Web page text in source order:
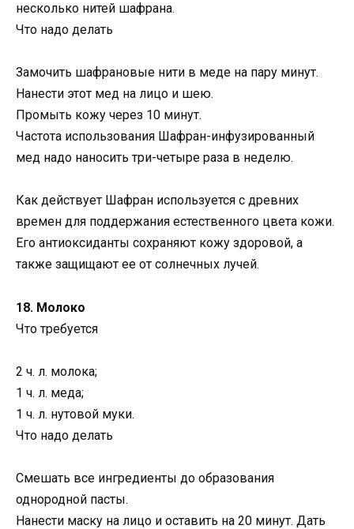
несколько нитей шафрана.
Что надо делать
Замочить шафрановые нити в меде на пару минут.
Нанести этот мед на лицо и шею.
Промыть кожу через 10 минут.
Частота использования Шафран-инфузированный
мед надо наносить три-четыре раза в неделю.
Как действует Шафран используется с древних
времен для поддержания естественного цвета кожи.
Его антиоксиданты сохраняют кожу здоровой, а
также защищают ее от солнечных лучей.
18. Молоко
Что требуется
2 ч. л. молока;
1 ч. л. меда;
1 ч. л. нутовой муки.
Что надо делать
Смешать все ингредиенты до образования
однородной пасты.
Нанести маску на лицо и оставить на 20 минут. Дать